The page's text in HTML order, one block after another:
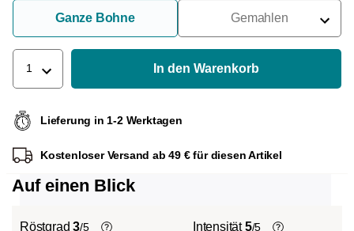
Ganze Bohne Gemahlen
Für Siebträger
1 In den Warenkorb
Lieferung in 1-2 Werktagen
Kostenloser Versand ab 49 € für diesen Artikel
Auf einen Blick
Röstgrad3/5 Intensität5/5